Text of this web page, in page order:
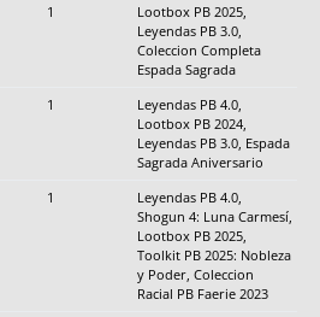
1
Lootbox PB 2025,
Leyendas PB 3.0,
Coleccion Completa
Espada Sagrada
1
Leyendas PB 4.0,
Lootbox PB 2024,
Leyendas PB 3.0, Espada
Sagrada Aniversario
1
Leyendas PB 4.0,
Shogun 4: Luna Carmesí,
Lootbox PB 2025,
Toolkit PB 2025: Nobleza
y Poder, Coleccion
Racial PB Faerie 2023